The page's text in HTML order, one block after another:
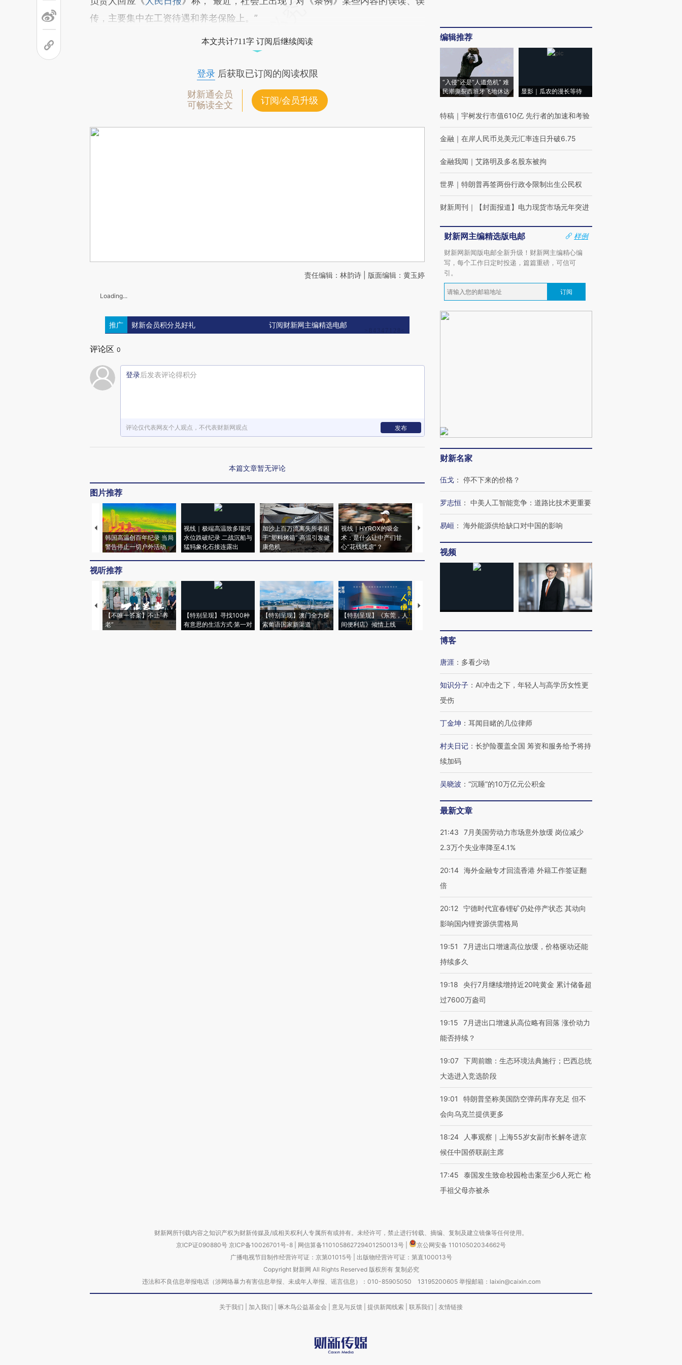
传，主要集中在工资待遇和养老保险上。”
本文共计711字 订阅后继续阅读
登录后获取已订阅的阅读权限
财新通会员
可畅读全文
订阅/会员升级
责任编辑：林韵诗 | 版面编辑：黄玉婷
Loading...
推广 财新会员积分兑好礼 订阅财新网主编精选电邮
评论区 0
登录后发表评论得积分
评论仅代表网友个人观点，不代表财新网观点 发布
本篇文章暂无评论
图片推荐
韩国高温创百年纪录 当局
警告停止一切户外活动
视线｜极端高温致多瑙河
水位跌破纪录 二战沉船与
猛犸象化石接连露出
加沙上百万流离失所者困
于“塑料烤箱” 高温引发健
康危机
视线｜HYROX的吸金
术：是什么让中产们甘
心“花钱找虐”？
马航飞行员跨国走私7万
视线｜被称为“蟑螂”的印
视听推荐
【不唯一答案】不止“养
老”
【特别呈现】寻找100种
有意思的生活方式·第一对
【特别呈现】澳门全力探
索葡语国家新渠道
【特别呈现】《东莞，人
间便利店》倾情上线
【推广】走进第四届链博
【商旅对话】华住集团
编辑推荐
“入侵”还是“人道危机” 难
民潮撕裂西班牙飞地休达
显影｜瓜农的漫长等待
特稿 ｜ 宇树发行市值610亿 先行者的加速和考验
金融 ｜ 在岸人民币兑美元汇率连日升破6.75
金融我闻 ｜ 艾路明及多名股东被拘
世界 ｜ 特朗普再签两份行政令限制出生公民权
财新周刊 ｜ 【封面报道】电力现货市场元年突进
财新网主编精选版电邮
样例
财新网新闻版电邮全新升级！财新网主编精心编
写，每个工作日定时投递，篇篇重磅，可信可
引。
订阅
财新名家
伍戈 ： 停不下来的价格？
罗志恒 ： 中美人工智能竞争：道路比技术更重要
易峘 ： 海外能源供给缺口对中国的影响
视频
博客
唐涯 ： 多看少动
知识分子 ： AI冲击之下，年轻人与高学历女性更
受伤
丁金坤 ： 耳闻目睹的几位律师
村夫日记 ： 长护险覆盖全国 筹资和服务给予将持
续加码
吴晓波 ： “沉睡”的10万亿元公积金
最新文章
21:43
7月美国劳动力市场意外放缓 岗位减少
2.3万个失业率降至4.1%
20:14 海外金融专才回流香港 外籍工作签证翻
倍
20:12 宁德时代宜春锂矿仍处停产状态 其动向
影响国内锂资源供需格局
19:51
7月进出口增速高位放缓，价格驱动还能
持续多久
19:18
央行7月继续增持近20吨黄金 累计储备超
过7600万盎司
19:15
7月进出口增速从高位略有回落 涨价动力
能否持续？
19:07 下周前瞻：生态环境法典施行；巴西总统
大选进入竞选阶段
19:01
特朗普坚称美国防空弹药库存充足 但不
会向乌克兰提供更多
18:24
人事观察｜上海55岁女副市长解冬进京
候任中国侨联副主席
17:45
泰国发生致命校园枪击案至少6人死亡 枪
手祖父母亦被杀
财新网所刊载内容之知识产权为财新传媒及/或相关权利人专属所有或持有。未经许可，禁止进行转载、摘编、复制及建立镜像等任何使用。
京ICP证090880号 京ICP备10026701号-8 网信算备110105862729401250013号
京公网安备 11010502034662号
广播电视节目制作经营许可证：京第01015号| 出版物经营许可证：第直100013号
Copyright 财新网 All Rights Reserved 版权所有 复制必究
违法和不良信息举报电话（涉网络暴力有害信息举报、未成年人举报、谣言信息）：010-85905050 13195200605 举报邮箱：laixin@caixin.com
关于我们 加入我们 啄木鸟公益基金会 意见与反馈 提供新闻线索 联系我们 友情链接